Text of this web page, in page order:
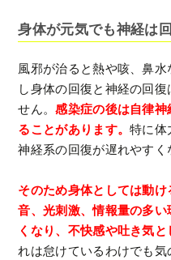
身体が元気でも神経は
風邪が治ると熱や咳、鼻
し身体の回復と神経の回
せん。感染症の後は自律
ることがあります。特に体
神経系の回復が遅れやすく
そのため身体としては動
音、光刺激、情報量の多
くなり、不快感や吐き気と
れは怠けているわけでも